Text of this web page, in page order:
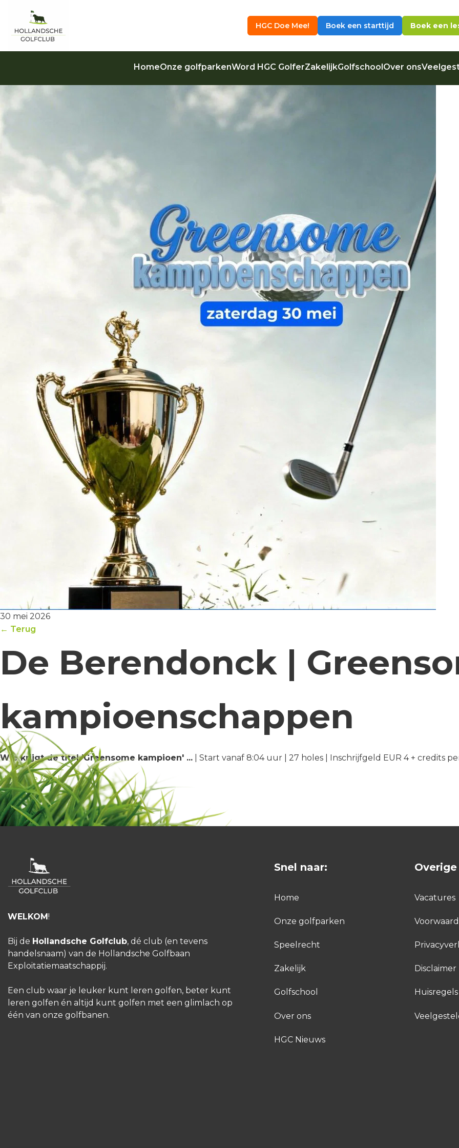
HGC Doe Mee! Boek een starttijd Boek een
HomeOnze golfparkenWord HGC GolferZakelijkGolfschool Over ons
30 mei 2026
← Terug
De Berendonck |
kampioenschappen
Wie krijgt de titel 'Greensome kampioen' ... | Start vanaf 8:04 uur | 27 holes | Inschrijfgeld EUR 4 + credits
HGC Doe Mee!
WELKOM!
Bij de Hollandsche Golfclub, dé club (en tevens
handelsnaam) van de Hollandsche Golfbaan
Exploitatiemaatschappij.
Een club waar je leuker kunt leren golfen, beter kunt
leren golfen én altijd kunt golfen met een glimlach op
één van onze golfbanen.
Snel naar:
Home
Onze golfparken
Speelrecht
Zakelijk
Golfschool
Over ons
HGC Nieuws
Vacatures
Disclaimer
Huisregels